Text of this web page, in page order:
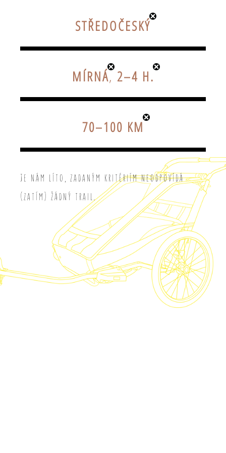
STŘEDOČESKÝ
MÍRNÁ, 2–4 H.
70–100 KM
Je nám líto, zadaným kritériím neodpovídá
(zatím) žádný trail.